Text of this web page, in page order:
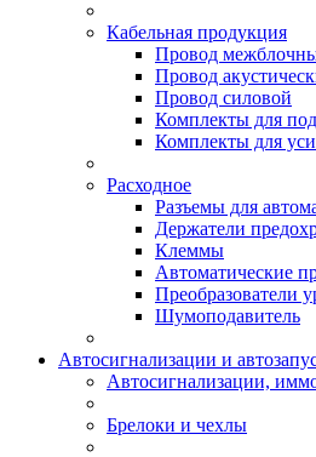
Кабельная продукция
Провод
Провод
Провод силовой
Комплекты для
Комплекты для
Расходное
Разъемы для
Держатели
Клеммы
Автоматические
Преобразователи
Шумоподавитель
Автосигнализации и
Автосигнализации,
Брелоки и чехлы